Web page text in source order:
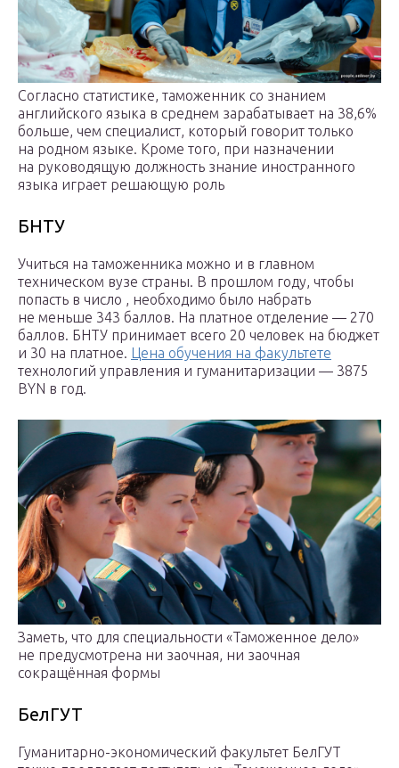
Согласно статистике, таможенник со знанием
английского языка в среднем зарабатывает на 38,6%
больше, чем специалист, который говорит только
на родном языке. Кроме того, при назначении
на руководящую должность знание иностранного
языка играет решающую роль
БНТУ
Учиться на таможенника можно и в главном
техническом вузе страны. В прошлом году, чтобы
попасть в число , необходимо было набрать
не меньше 343 баллов. На платное отделение — 270
баллов. БНТУ принимает всего 20 человек на бюджет
и 30 на платное. Цена обучения на факультете
технологий управления и гуманитаризации — 3875
BYN в год.
Заметь, что для специальности «Таможенное дело»
не предусмотрена ни заочная, ни заочная
сокращённая формы
БелГУТ
Гуманитарно-экономический факультет БелГУТ